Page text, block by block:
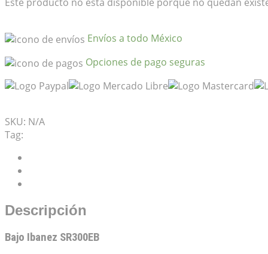
Este producto no está disponible porque no quedan
Envíos a todo México
Opciones de pago seguras
SKU: N/A
Tag:
Descripción
Bajo Ibanez SR300EB